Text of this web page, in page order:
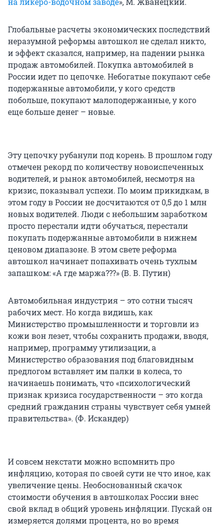
Глобальные расчеты экономических последствий
неразумной реформы автошкол не сделал никто,
и эффект сказался, например, на падении рынка
продаж автомобилей. Покупка автомобилей в
России идет по цепочке. Небогатые покупают себе
подержанные автомобили, у кого средств
побольше, покупают малоподержанные, у кого
еще больше денег – новые.
Эту цепочку рубанули под корень. В прошлом году
отмечен рекорд по количеству новоиспеченных
водителей, и рынок автомобилей, несмотря на
кризис, показывал успехи. По моим прикидкам, в
этом году в России не досчитаются от 0,5 до 1 млн
новых водителей. Люди с небольшим заработком
просто перестали идти обучаться, перестали
покупать подержанные автомобили в нижнем
ценовом диапазоне. В этом свете реформа
автошкол начинает попахивать очень тухлым
запашком: «А где маржа???» (В. В. Путин)
Автомобильная индустрия – это сотни тысяч
рабочих мест. Но когда видишь, как
Министерство промышленности и торговли из
кожи вон лезет, чтобы сохранить продажи, вводя,
например, программу утилизации, а
Министерство образования под благовидным
предлогом вставляет им палки в колеса, то
начинаешь понимать, что «психологический
признак кризиса государственности – это когда
средний гражданин страны чувствует себя умней
правительства». (Ф. Искандер)
И совсем некстати можно вспомнить про
инфляцию, которая по своей сути не что иное, как
увеличение цены. Необоснованный скачок
стоимости обучения в автошколах России внес
свой вклад в общий уровень инфляции. Пускай он
измеряется долями процента, но во время